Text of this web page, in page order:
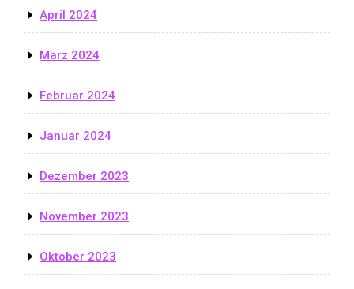
April 2024
März 2024
Februar 2024
Januar 2024
Dezember 2023
November 2023
Oktober 2023